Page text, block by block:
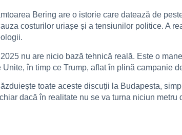
Bering are o istorie care datează de
costurilor uriașe și a tensiunilor politice. A
nu are nicio bază tehnică reală. Este o
în timp ce Trump, aflat în plină campanie
toate aceste discuții la Budapesta,
dacă în realitate nu se va turna niciun metru